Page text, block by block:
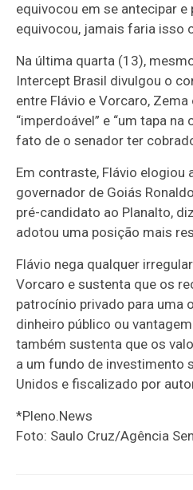
equivocou em se antecipar e
equivocou, jamais faria isso
Na última quarta (13),
Intercept Brasil divulgou o
entre Flávio e Vorcaro,
“imperdoável” e “um tapa na
fato de o senador ter
Em contraste, Flávio elogiou
governador de Goiás
pré-candidato ao Planalto,
adotou uma posição mais
Flávio nega qualquer
Vorcaro e sustenta que os
patrocínio privado para uma
dinheiro público ou
também sustenta que os
a um fundo de investimento
Unidos e fiscalizado por
*Pleno.News
Foto: Saulo Cruz/Agência